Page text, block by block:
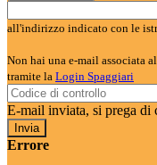
all'indirizzo indicato con le
Non hai una e-mail associata
tramite la Login Spaggiari
E-mail inviata, si prega di
Errore